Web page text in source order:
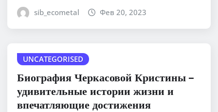
sib_ecometal Фев 20, 2023
UNCATEGORISED
Биография Черкасовой Кристины –
удивительные истории жизни и
впечатляющие достижения